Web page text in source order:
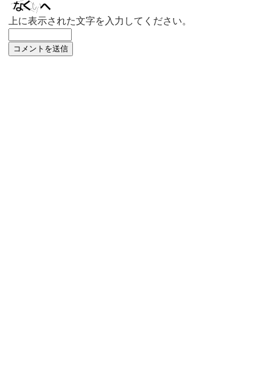
上に表示された文字を入力してください。